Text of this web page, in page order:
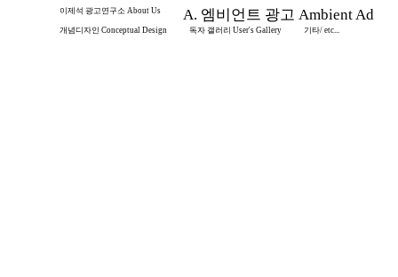
이제석 광고연구소 About Us A. 엠비언트 광고 Ambient Ad
개념디자인 Conceptual Design 독자 갤러리 User's Gallery 기타/ etc...